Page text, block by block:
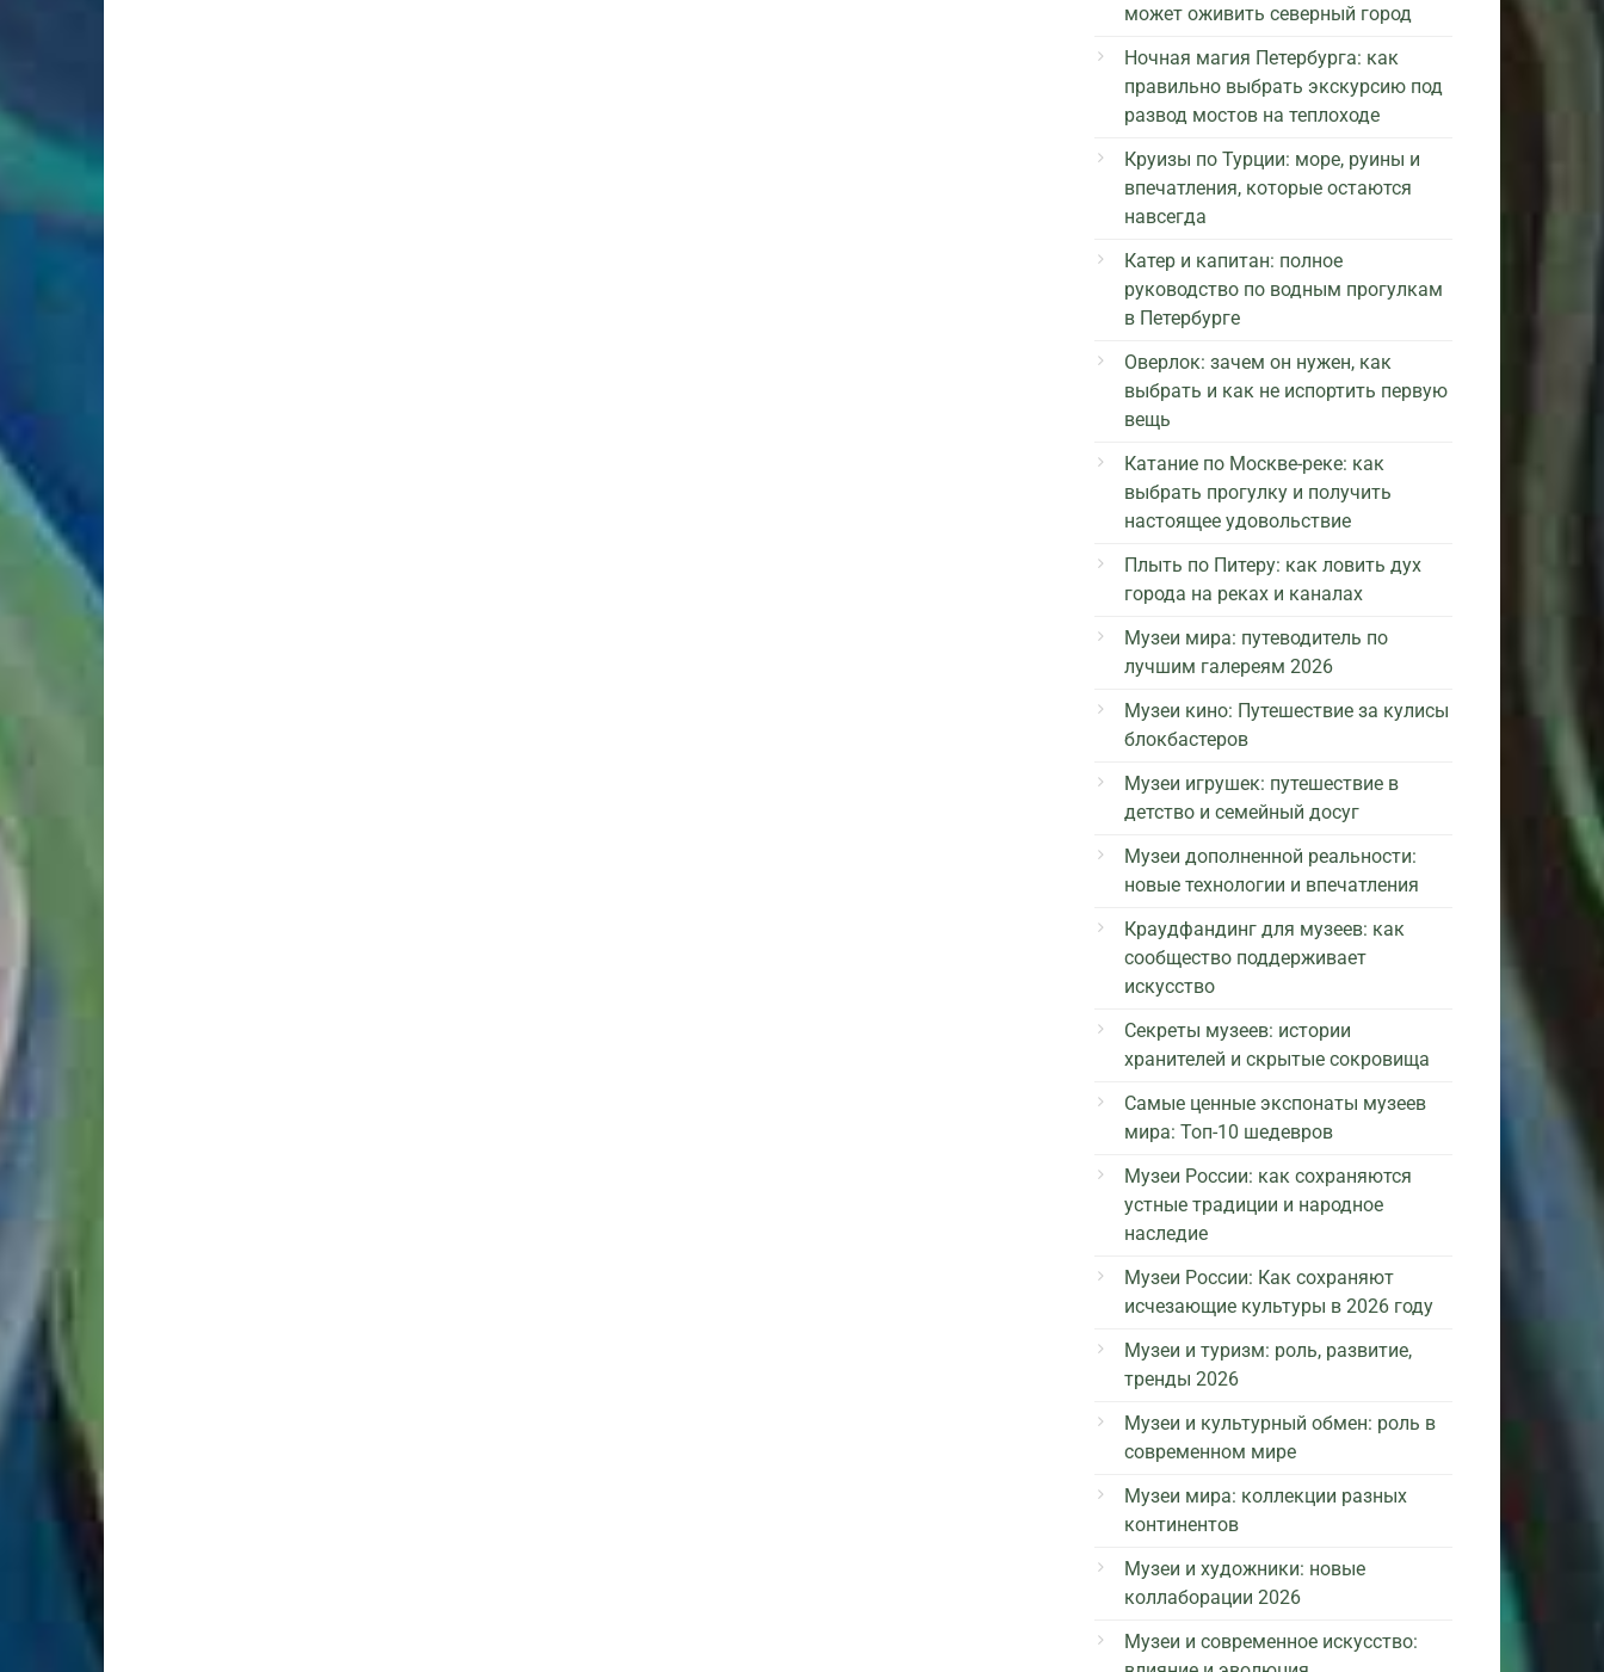
может оживить северный город
Ночная магия Петербурга: как
правильно выбрать экскурсию под
развод мостов на теплоходе
Круизы по Турции: море, руины и
впечатления, которые остаются
навсегда
Катер и капитан: полное
руководство по водным прогулкам
в Петербурге
Оверлок: зачем он нужен, как
выбрать и как не испортить первую
вещь
Катание по Москве-реке: как
выбрать прогулку и получить
настоящее удовольствие
Плыть по Питеру: как ловить дух
города на реках и каналах
Музеи мира: путеводитель по
лучшим галереям 2026
Музеи кино: Путешествие за кулисы
блокбастеров
Музеи игрушек: путешествие в
детство и семейный досуг
Музеи дополненной реальности:
новые технологии и впечатления
Краудфандинг для музеев: как
сообщество поддерживает
искусство
Секреты музеев: истории
хранителей и скрытые сокровища
Самые ценные экспонаты музеев
мира: Топ-10 шедевров
Музеи России: как сохраняются
устные традиции и народное
наследие
Музеи России: Как сохраняют
исчезающие культуры в 2026 году
Музеи и туризм: роль, развитие,
тренды 2026
Музеи и культурный обмен: роль в
современном мире
Музеи мира: коллекции разных
континентов
Музеи и художники: новые
коллаборации 2026
Музеи и современное искусство: